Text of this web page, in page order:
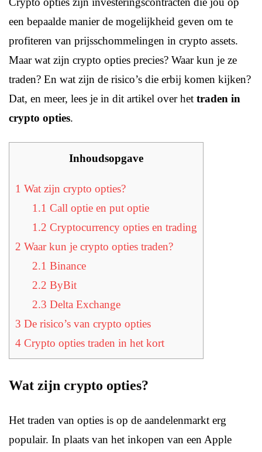
een bepaalde manier de mogelijkheid geven om te
profiteren van prijsschommelingen in crypto assets.
Maar wat zijn crypto opties precies? Waar kun je ze
traden? En wat zijn de risico’s die erbij komen kijken?
Dat, en meer, lees je in dit artikel over het traden in
crypto opties.
Inhoudsopgave
1 Wat zijn crypto opties?
1.1 Call optie en put optie
1.2 Cryptocurrency opties en trading
2 Waar kun je crypto opties traden?
2.1 Binance
2.2 ByBit
2.3 Delta Exchange
3 De risico’s van crypto opties
4 Crypto opties traden in het kort
Wat zijn crypto opties?
Het traden van opties is op de aandelenmarkt erg
populair. In plaats van het inkopen van een Apple